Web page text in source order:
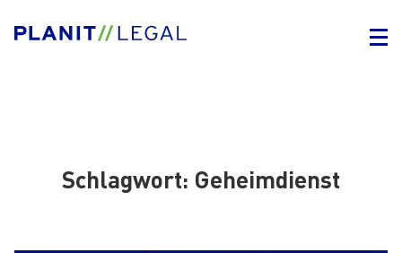
Schlagwort: Geheimdienst